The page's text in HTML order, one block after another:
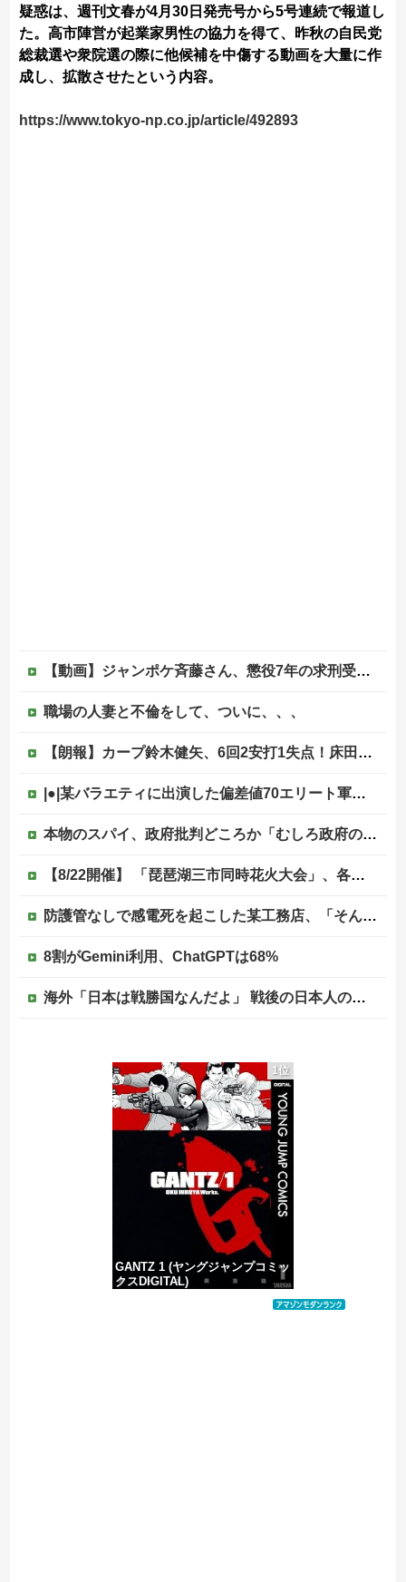
疑惑は、週刊文春が4月30日発売号から5号連続で報道し
た。高市陣営が起業家男性の協力を得て、昨秋の自民党
総裁選や衆院選の際に他候補を中傷する動画を大量に作
成し、拡散させたという内容。
https://www.tokyo-np.co.jp/article/492893
【動画】ジャンポケ斉藤さん、懲役7年の求刑受けたあとのTikTokライブ配信がヤバすぎると話題にwwwwwwwwwwwwwwwwwwww
職場の人妻と不倫をして、ついに、、、
【朗報】カープ鈴木健矢、6回2安打1失点！床田の代役先発で快投し鯉党に絶賛される！
|●|某バラエティに出演した偏差値70エリート軍団、「こんな好感度の低い組み合わせは中々ないよ」と視聴者を呆れさせてしまう
本物のスパイ、政府批判どころか「むしろ政府の味方」を演じて潜伏することが判明他
【8/22開催】 「琵琶湖三市同時花火大会」、各市公式「そんな花火大会は存在しない」→ 高価チケットを購入した人達がSNS阿鼻叫喚
防護管なしで感電死を起こした某工務店、「そんな危険な現場お断りしますわ!と断って正解やったわ」と業者が業界事情を告白
8割がGemini利用、ChatGPTは68%
海外「日本は戦勝国なんだよ」 戦後の日本人の特別な生き様に各国から称賛の声
テスラ、26年中に日本の納車拠点を6割増 販売急増による混乱収拾へ
8割がGemini利用、ChatGPTは68%
世界でバズったスペイン国民の怒り
1位
GANTZ 1 (ヤングジャンプコミッ
クスDIGITAL)
価格：¥100